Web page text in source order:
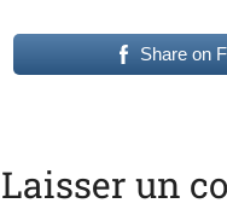
Share on
Laisser un